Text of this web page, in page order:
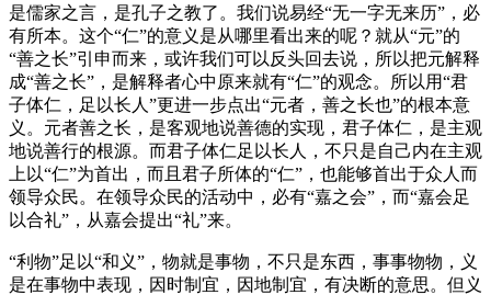
是儒家之言，是孔子之教了。我们说易经“无一字无来历”，必
有所本。这个“仁”的意义是从哪里看出来的呢？就从“元”的
“善之长”引申而来，或许我们可以反头回去说，所以把元解释
成“善之长”，是解释者心中原来就有“仁”的观念。所以用“君
子体仁，足以长人”更进一步点出“元者，善之长也”的根本意
义。元者善之长，是客观地说善德的实现，君子体仁，是主观
地说善行的根源。而君子体仁足以长人，不只是自己内在主观
上以“仁”为首出，而且君子所体的“仁”，也能够首出于众人而
领导众民。在领导众民的活动中，必有“嘉之会”，而“嘉会足
以合礼”，从嘉会提出“礼”来。
“利物”足以“和义”，物就是事物，不只是东西，事事物物，义
是在事物中表现，因时制宜，因地制宜，有决断的意思。但义